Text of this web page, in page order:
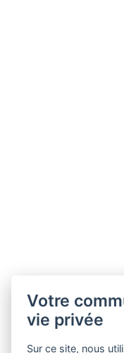
Votre
vie privée
Sur ce site, nous